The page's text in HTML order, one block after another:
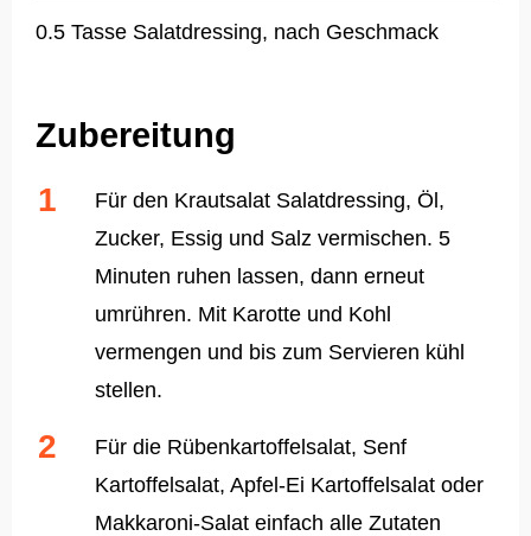
0.5 Tasse Salatdressing, nach Geschmack
Zubereitung
Für den Krautsalat Salatdressing, Öl,
Zucker, Essig und Salz vermischen. 5
Minuten ruhen lassen, dann erneut
umrühren. Mit Karotte und Kohl
vermengen und bis zum Servieren kühl
stellen.
Für die Rübenkartoffelsalat, Senf
Kartoffelsalat, Apfel-Ei Kartoffelsalat oder
Makkaroni-Salat einfach alle Zutaten